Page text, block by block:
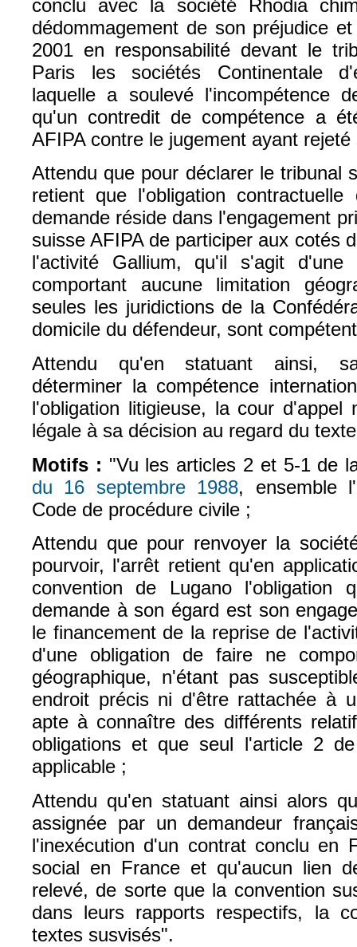
conclu avec la société Rhodia
dédommagement de son préjudice
2001 en responsabilité devant le
Paris les sociétés Continentale
laquelle a soulevé l'incompétence
qu'un contredit de compétence a
AFIPA contre le jugement ayant
Attendu que pour déclarer le tribunal
retient que l'obligation
demande réside dans l'engagement
suisse AFIPA de participer aux cotés
l'activité Gallium, qu'il s'agit
comportant aucune limitation
seules les juridictions de la
domicile du défendeur, sont
Attendu qu'en statuant ainsi,
déterminer la compétence
l'obligation litigieuse, la cour d'appel
légale à sa décision au regard du
Motifs : "Vu les articles 2 et 5-1 de
du 16 septembre 1988 (le lien est externe)
, ensemble
Code de procédure civile ;
Attendu que pour renvoyer la
pourvoir, l'arrêt retient qu'en
convention de Lugano
demande à son égard est son
le financement de la reprise de
d'une obligation de faire ne
géographique, n'étant pas
endroit précis ni d'être rattachée à
apte à connaître des différents
obligations et que seul l'article 2
applicable ;
Attendu qu'en statuant ainsi alors
assignée par un demandeur
l'inexécution d'un contrat conclu en
social en France et qu'aucun lien
relevé, de sorte que la convention
dans leurs rapports respectifs, la
textes susvisés".